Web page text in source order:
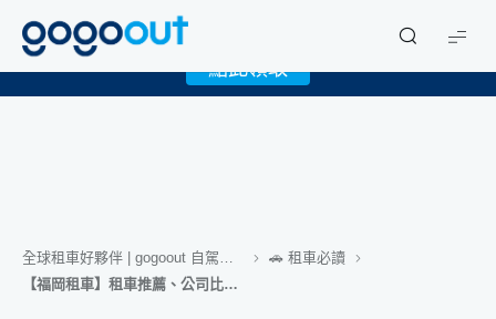
gogoout
全球租車好夥伴 | gogoout 自駕旅遊誌
🚗 租車必讀
【福岡租車】租車推薦、公司比較、福岡自駕指南全解析！
限時下載 gogoout APP 領取免費 1GB eSIM！
點此領取